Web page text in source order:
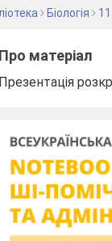
Біологія
Про матеріал
Презентація